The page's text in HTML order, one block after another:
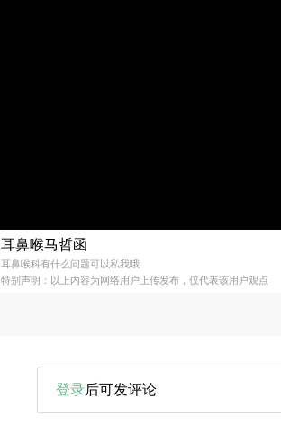
耳鼻喉马哲函
耳鼻喉科有什么问题可以私我哦
特别声明：以上内容为网络用户上传发布，仅代表该用户观点
登录后可发评论